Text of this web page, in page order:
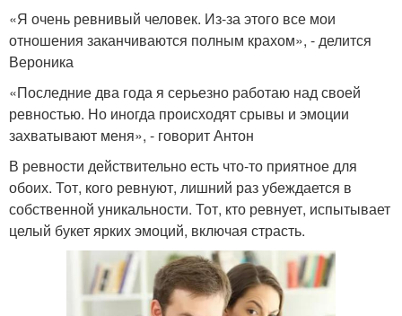
«Я очень ревнивый человек. Из-за этого все мои
отношения заканчиваются полным крахом», - делится
Вероника
«Последние два года я серьезно работаю над своей
ревностью. Но иногда происходят срывы и эмоции
захватывают меня», - говорит Антон
В ревности действительно есть что-то приятное для
обоих. Тот, кого ревнуют, лишний раз убеждается в
собственной уникальности. Тот, кто ревнует, испытывает
целый букет ярких эмоций, включая страсть.